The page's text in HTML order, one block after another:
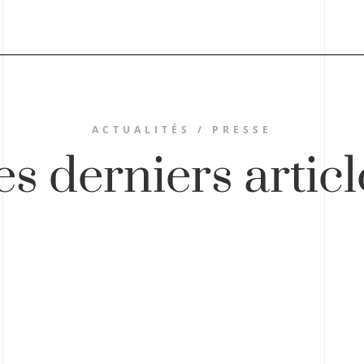
ACTUALITÉS / PRESSE
derniers